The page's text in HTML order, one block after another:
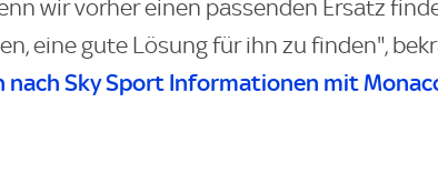
wir vorher einen passenden Ersatz
eine gute Lösung für ihn zu finden",
nach Sky Sport Informationen mit